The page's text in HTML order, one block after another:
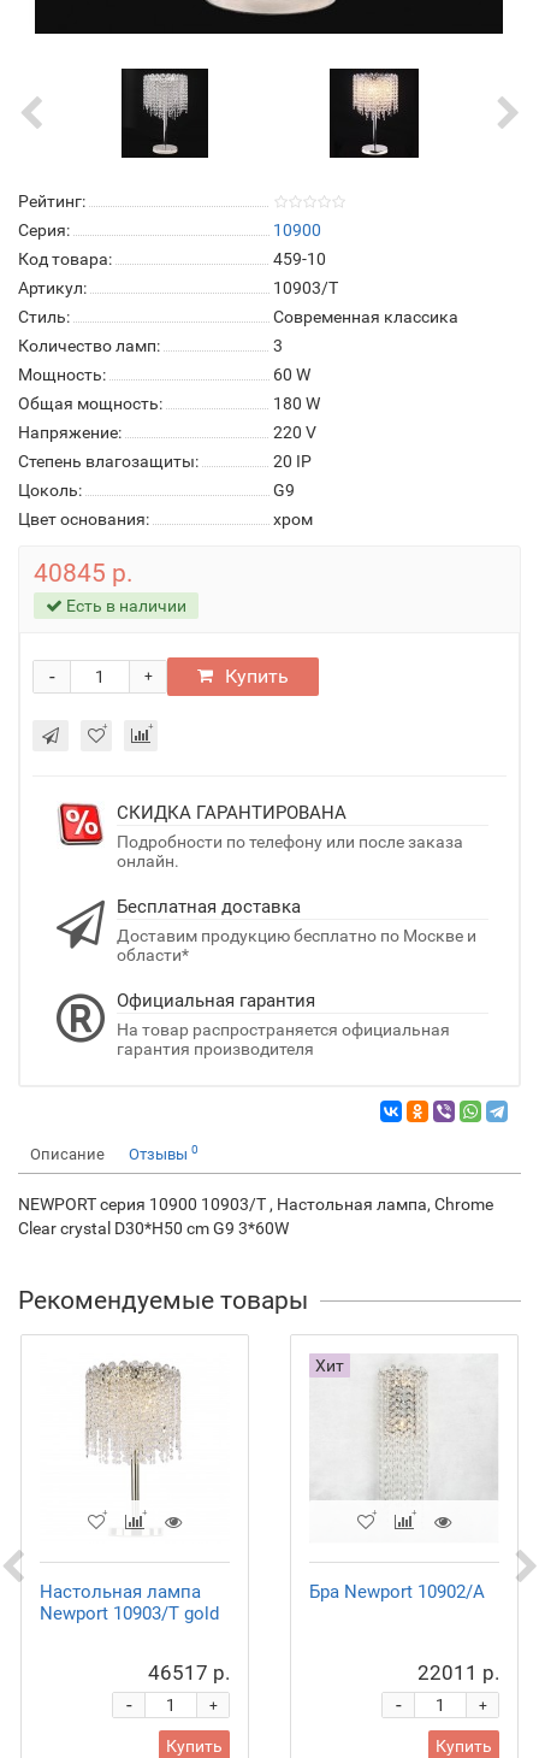
Рейтинг:
Серия:
10900
Код товара:
459-10
Артикул:
10903/T
Стиль:
Современная классика
Количество ламп:
3
Мощность:
60 W
Общая мощность:
180 W
Напряжение:
220 V
Степень влагозащиты:
20 IP
Цоколь:
G9
Цвет основания:
хром
40845 р.
Есть в наличии
+
- Купить
СКИДКА ГАРАНТИРОВАНА
Подробности по телефону или после заказа
онлайн.
Бесплатная доставка
Доставим продукцию бесплатно по Москве и
области*
Официальная гарантия
На товар распространяется официальная
гарантия производителя
Описание Отзывы 0
NEWPORT серия 10900 10903/T , Настольная лампа, Chrome
Clear crystal D30*H50 cm G9 3*60W
Рекомендуемые товары
Настольная лампа
Newport 10903/T gold
46517 р.
+
-
Купить
Хит
Бра Newport 10902/A
22011 р.
+
-
Купить